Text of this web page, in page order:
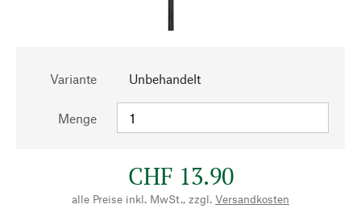
Variante Unbehandelt
Menge
CHF 13.90
alle Preise inkl. MwSt., zzgl. Versandkosten